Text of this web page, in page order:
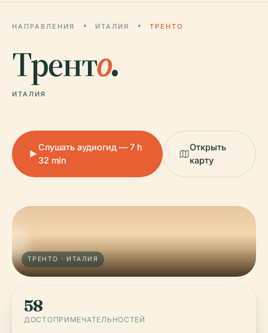
НАПРАВЛЕНИЯ ИТАЛИЯ ТРЕНТО
Тренто.
ИТАЛИЯ
Слушать аудиогид — 7 h
32 min
Открыть
карту
ТРЕНТО · ИТАЛИЯ
58
ДОСТОПРИМЕЧАТЕЛЬНОСТЕЙ